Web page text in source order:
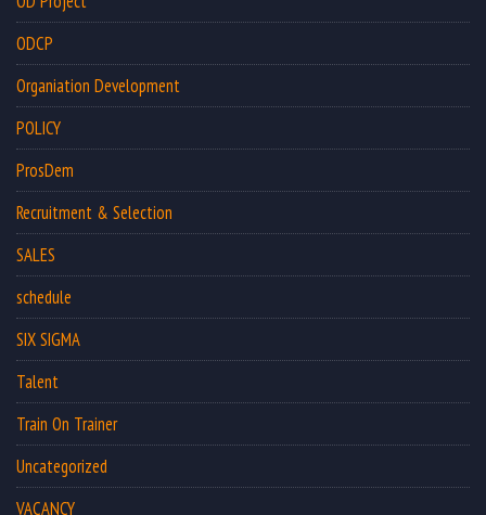
ODCP
Organiation Development
POLICY
ProsDem
Recruitment & Selection
SALES
schedule
SIX SIGMA
Talent
Train On Trainer
Uncategorized
VACANCY